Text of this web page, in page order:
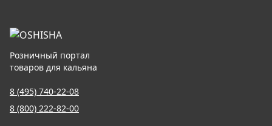
Розничный портал
товаров для кальяна
8 (495) 740-22-08
8 (800) 222-82-00